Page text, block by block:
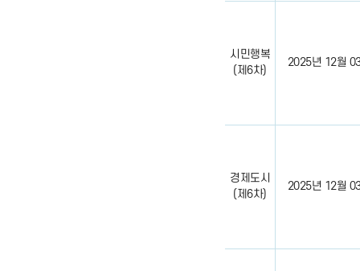
시민행복
(제6차)
2025년 12월
경제도시
(제6차)
2025년 12월